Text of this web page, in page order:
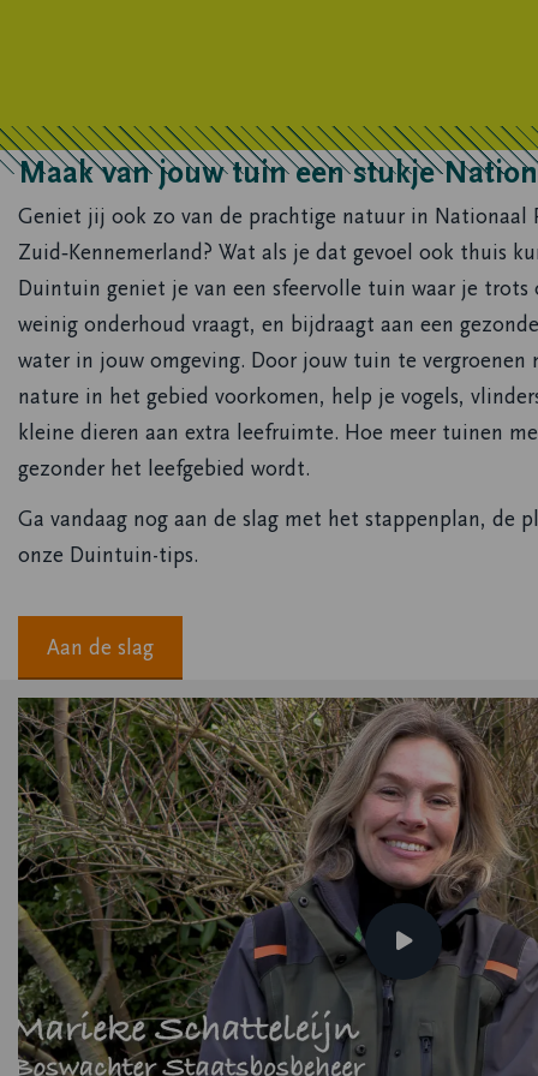
Maak van jouw tuin een stukje
Geniet jij ook zo van de prachtige natuur in Nationaal
Zuid‑Kennemerland? Wat als je dat gevoel ook thuis
Duintuin geniet je van een sfeervolle tuin waar je
weinig onderhoud vraagt, en bijdraagt aan een
water in jouw omgeving. Door jouw tuin te vergroenen
nature in het gebied voorkomen, help je vogels,
kleine dieren aan extra leefruimte. Hoe meer tuinen
gezonder het leefgebied wordt.
Ga vandaag nog aan de slag met het stappenplan, de
onze Duintuin-tips.
Aan de slag
Speel
video